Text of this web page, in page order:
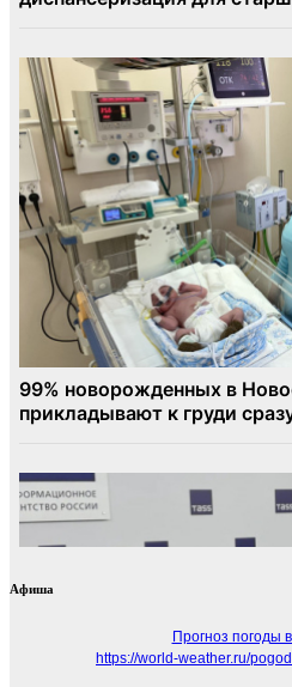
Афиша
Прогноз погоды
https://world-weather.ru/